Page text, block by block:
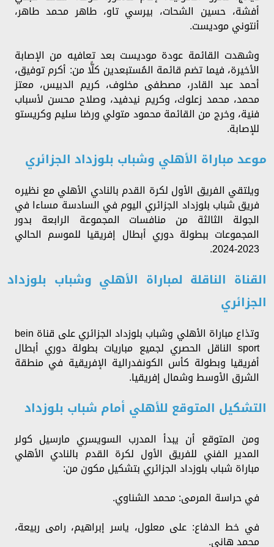
أفشة، حسين الشحات، بيرسي تاو، طاهر محمد طاهر،
أنتوني موديست.
وشهدت القائمة عودة موديست بعد تعافيه من الإصابة
الأخيرة، فيما تضم قائمة المُستبعدين كلًّا من: أكرم توفيق،
أحمد عبد القادر، مصطفى مخلوف، كريم الدبيس، معتز
محمد، محمد زعلوك، وكريم نيدفيد، وصلاح محسن لأسباب
فنية، وخرج من القائمة محمود متولي ورضا سليم وكريستو
للإصابة.
موعد مباراة الأهلي وشباب بلوزداد الجزائري
ويلتقي الفريق الأول لكرة القدم بالنادي الأهلي مع نظيره
فريق شباب بلوزداد الجزائري اليوم في السادسة مساءا في
الجولة الثالثة من منافسات المجموعة الرابعة بدور
المجموعات ببطولة دوري أبطال إفريقيا للموسم الحالي
2023-2024.
القناة الناقلة لمباراة الأهلي وشباب بلوزداد
الجزائري
وتذاع مباراة الأهلي وشباب بلوزداد الجزائري على قناة bein
sport الناقل الحصري لجميع مباريات بطولة دوري أبطال
أفريقيا وبطولة كأس الكونفدرالية الإفريقية في منطقة
الشرق الأوسط وشمال إفريقيا.
التشكيل المتوقع للأهلي أمام شباب بلوزداد
ومن المتوقع أن يبدأ المدرب السويسري مارسيل كولر
المدير الفني للفريق الأول لكرة القدم بالنادي الأهلي
مباراة شباب بلوزداد الجزائري بتشكيل مكون من:
في حراسة المرمى: محمد الشناوي.
في خط الدفاع: على معلول، ياسر إبراهيم، رامى ربيعة،
محمد هانى.